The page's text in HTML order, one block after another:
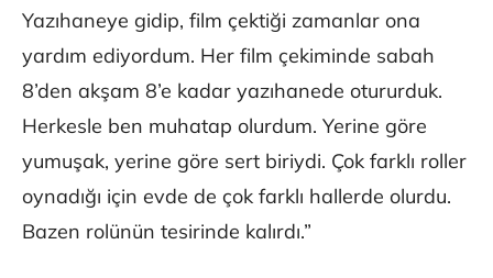
Yazıhaneye gidip, film çektiği zamanlar ona
yardım ediyordum. Her film çekiminde sabah
8’den akşam 8’e kadar yazıhanede otururduk.
Herkesle ben muhatap olurdum. Yerine göre
yumuşak, yerine göre sert biriydi. Çok farklı roller
oynadığı için evde de çok farklı hallerde olurdu.
Bazen rolünün tesirinde kalırdı.”